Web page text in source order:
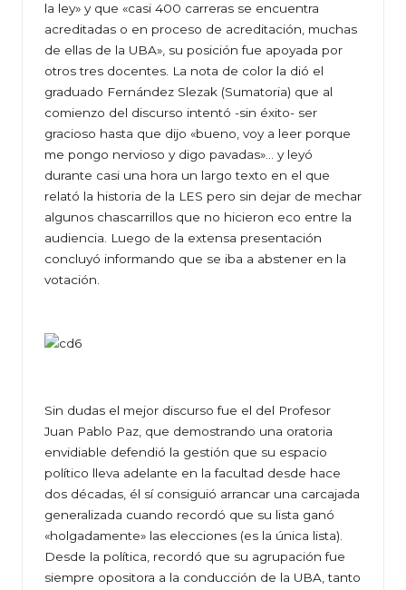
la ley» y que «casi 400 carreras se encuentra
acreditadas o en proceso de acreditación, muchas
de ellas de la UBA», su posición fue apoyada por
otros tres docentes. La nota de color la dió el
graduado Fernández Slezak (Sumatoria) que al
comienzo del discurso intentó -sin éxito- ser
gracioso hasta que dijo «bueno, voy a leer porque
me pongo nervioso y digo pavadas»… y leyó
durante casi una hora un largo texto en el que
relató la historia de la LES pero sin dejar de mechar
algunos chascarrillos que no hicieron eco entre la
audiencia. Luego de la extensa presentación
concluyó informando que se iba a abstener en la
votación.
Sin dudas el mejor discurso fue el del Profesor
Juan Pablo Paz, que demostrando una oratoria
envidiable defendió la gestión que su espacio
político lleva adelante en la facultad desde hace
dos décadas, él sí consiguió arrancar una carcajada
generalizada cuando recordó que su lista ganó
«holgadamente» las elecciones (es la única lista).
Desde la política, recordó que su agrupación fue
siempre opositora a la conducción de la UBA, tanto